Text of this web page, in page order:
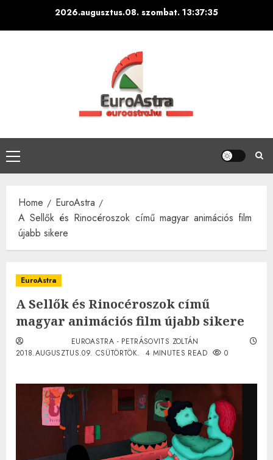
2026.augusztus.08. szombat. 13:37:35
Primary
Menu
Home
EuroAstra
A Sellők és Rinocéroszok című magyar animációs film
újabb sikere
EuroAstra
A Sellők és Rinocéroszok című
magyar animációs film újabb sikere
EUROASTRA - PETRÁSOVITS ZOLTÁN
2018.AUGUSZTUS.09. CSÜTÖRTÖK.
4 MINUTES READ 0